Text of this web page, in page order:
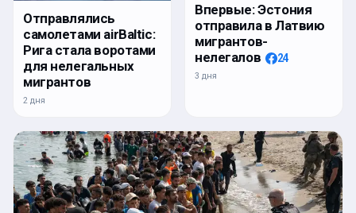
Отправлялись
самолетами airBaltic:
Рига стала воротами
для нелегальных
мигрантов
2 дня
Впервые: Эстония
отправила в Латвию
мигрантов-
нелегалов
24
3 дня